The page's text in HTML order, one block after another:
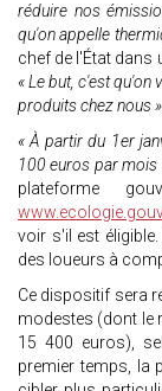
réduire nos
qu'on appelle
chef de l'État dans
« Le but, c'est qu'on
produits chez nous »
« À partir du 1er
100 euros par mois
plateforme
voir s'il est
des loueurs à
Ce dispositif sera
modestes (dont le
15 400 euros),
premier temps, la